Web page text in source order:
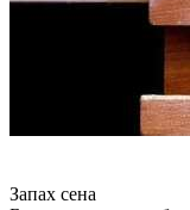
Запах сена